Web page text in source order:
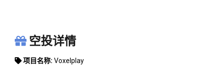
空投详情
项目名称: Voxelplay